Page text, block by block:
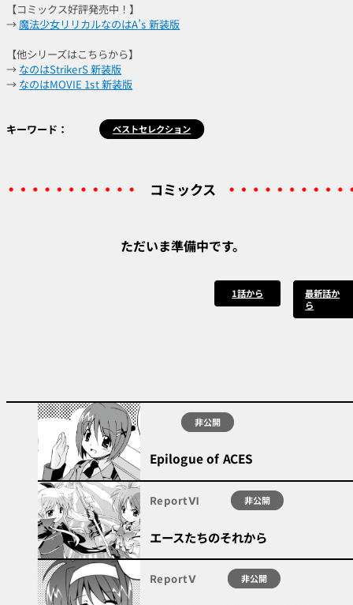
【コミックス好評発売中！】
→ 魔法少女リリカルなのはA’s 新装版
【他シリーズはこちらから】
→ なのはStrikerS 新装版
→ なのはMOVIE 1st 新装版
キーワード： ベストセレクション
コミックス
ただいま準備中です。
1話から 最新話か
ら
非公開
Epilogue of ACES
ReportⅥ 非公開
エースたちのそれから
ReportⅤ 非公開